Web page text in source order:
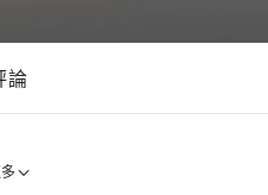
論